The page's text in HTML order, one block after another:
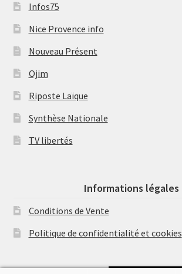
Infos75
Nice Provence info
Nouveau Présent
Ojim
Riposte Laïque
Synthèse Nationale
TV libertés
Informations légales
Conditions de Vente
Politique de confidentialité et cookies